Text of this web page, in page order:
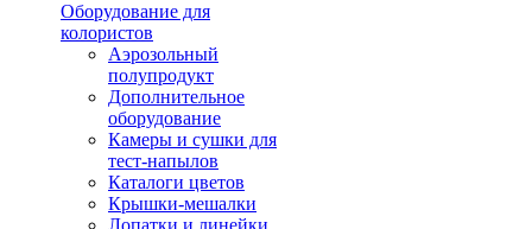
Оборудование для
колористов
Аэрозольный
полупродукт
Дополнительное
оборудование
Камеры и сушки для
тест-напылов
Каталоги цветов
Крышки-мешалки
Лопатки и линейки